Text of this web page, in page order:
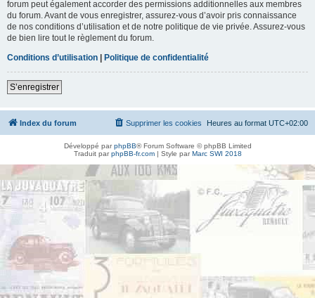
forum peut également accorder des permissions additionnelles aux membres
du forum. Avant de vous enregistrer, assurez-vous d’avoir pris connaissance
de nos conditions d’utilisation et de notre politique de vie privée. Assurez-vous
de bien lire tout le règlement du forum.
Conditions d’utilisation | Politique de confidentialité
S’enregistrer
Index du forum Heures au format UTC+02:00
Supprimer les cookies
Développé parphpBB® Forum Software © phpBB Limited
Traduit parphpBB-fr.com| Style parMarc SWI 2018